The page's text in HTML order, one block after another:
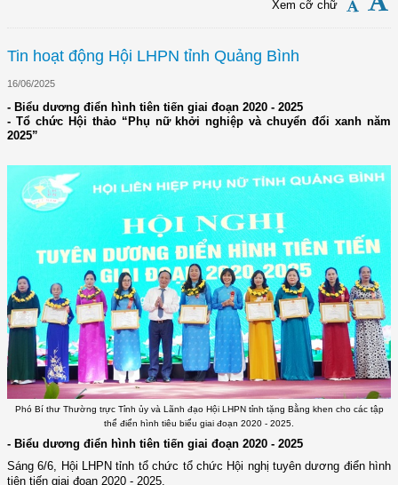
Xem cỡ chữ
Tin hoạt động Hội LHPN tỉnh Quảng Bình
16/06/2025
- Biểu dương điển hình tiên tiến giai đoạn 2020 - 2025
- Tổ chức Hội thảo “Phụ nữ khởi nghiệp và chuyển đổi xanh năm
2025”
Phó Bí thư Thường trực Tỉnh ủy và Lãnh đạo Hội LHPN tỉnh tặng Bằng khen cho các tập
thể điển hình tiêu biểu giai đoạn 2020 - 2025.
- Biểu dương điển hình tiên tiến giai đoạn 2020 - 2025
Sáng 6/6, Hội LHPN tỉnh tổ chức tổ chức Hội nghị tuyên dương điển hình
tiên tiến giai đoạn 2020 - 2025.